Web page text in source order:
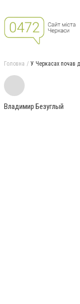
Головна У Черкасах почав
Владимир Безуглый